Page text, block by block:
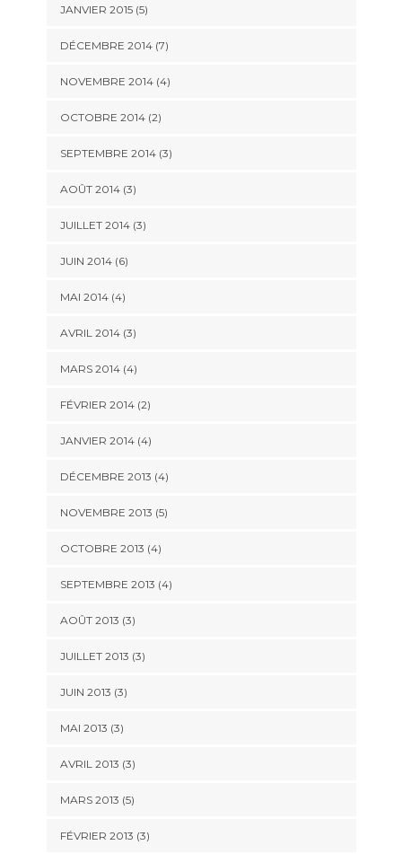
JANVIER 2015(5)
DÉCEMBRE 2014(7)
NOVEMBRE 2014(4)
OCTOBRE 2014(2)
SEPTEMBRE 2014(3)
AOÛT 2014(3)
JUILLET 2014(3)
JUIN 2014(6)
MAI 2014(4)
AVRIL 2014(3)
MARS 2014(4)
FÉVRIER 2014(2)
JANVIER 2014(4)
DÉCEMBRE 2013 (4)
NOVEMBRE 2013 (5)
OCTOBRE 2013 (4)
SEPTEMBRE 2013 (4)
AOÛT 2013 (3)
JUILLET 2013 (3)
JUIN 2013 (3)
MAI 2013 (3)
AVRIL 2013 (3)
MARS 2013 (5)
FÉVRIER 2013 (3)